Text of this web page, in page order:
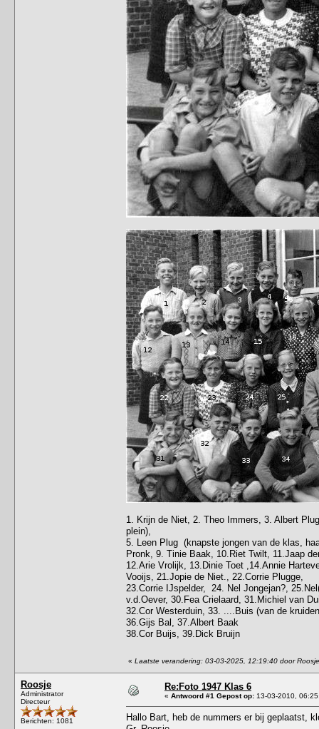
1. Krijn de Niet, 2. Theo Immers, 3. Albert
plein),
5. Leen Plug (knapste jongen van de klas,
Pronk, 9. Tinie Baak, 10.Riet Twilt, 11.Jaap
12.Arie Vrolijk, 13.Dinie Toet ,14.Annie
Vooijs, 21.Jopie de Niet., 22.Corrie Plugge,
23.Corrie IJspelder, 24. Nel Jongejan?,
v.d.Oever, 30.Fea Crielaard, 31.Michiel van
32.Cor Westerduin, 33. ....Buis (van de
36.Gijs Bal, 37.Albert Baak
38.Cor Buijs, 39.Dick Bruijn
« Laatste verandering: 03-03-2025, 12:19:40 door Roosje
Roosje
Administrator
Directeur
Berichten: 1081
Re:Foto 1947 Klas 6
« Antwoord #1 Gepost op: 13-03-2010,
Hallo Bart, heb de nummers er bij geplaatst,